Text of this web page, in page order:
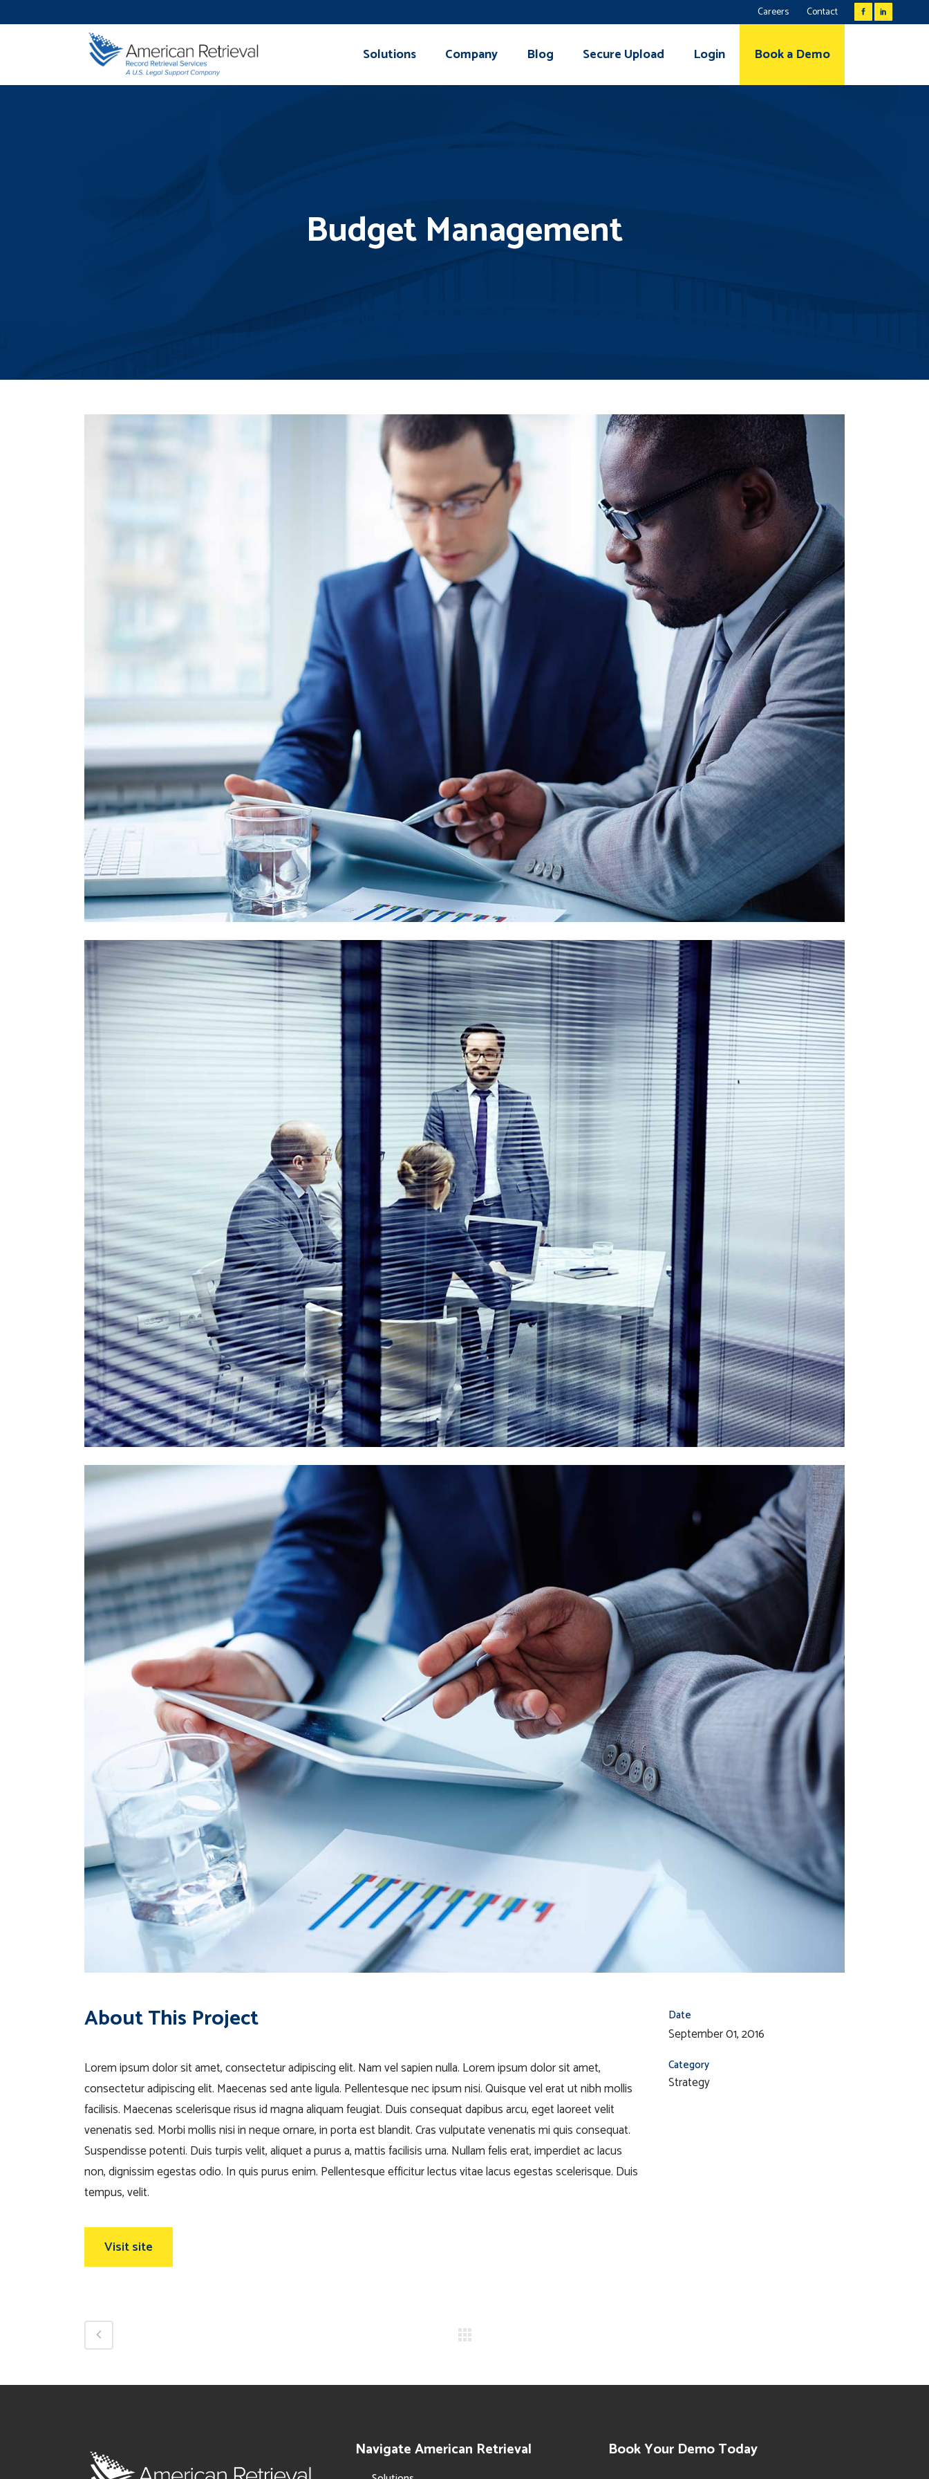
Careers Contact
Solutions Company Blog Secure Upload Login Book a Demo
Budget Management
About This Project
Lorem ipsum dolor sit amet, consectetur adipiscing elit. Nam vel sapien nulla. Lorem ipsum dolor sit amet,
consectetur adipiscing elit. Maecenas sed ante ligula. Pellentesque nec ipsum nisi. Quisque vel erat ut nibh mollis
facilisis. Maecenas scelerisque risus id magna aliquam feugiat. Duis consequat dapibus arcu, eget laoreet velit
venenatis sed. Morbi mollis nisi in neque ornare, in porta est blandit. Cras vulputate venenatis mi quis consequat.
Suspendisse potenti. Duis turpis velit, aliquet a purus a, mattis facilisis urna. Nullam felis erat, imperdiet ac lacus
non, dignissim egestas odio. In quis purus enim. Pellentesque efficitur lectus vitae lacus egestas scelerisque. Duis
tempus, velit.
Visit site
Date
September 01, 2016
Category
Strategy
Navigate American Retrieval Book Your Demo Today